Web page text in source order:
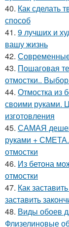
40. Как сделать
способ
41. 9 лучших и
вашу жизнь
42.
43. Пошаговая
отмостки..
44. Отмостка из
своими руками.
изготовления
45. САМАЯ
руками + СМЕТА.
отмостки
46. Из бетона
отмостки
47. Как
заставить
48. Виды обоев
Флизелиновые